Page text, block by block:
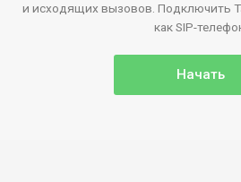
и исходящих вызовов. Подключить
как SIP-
Начать